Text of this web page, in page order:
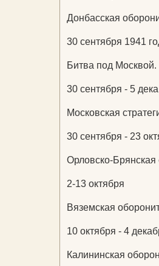
Донбасская
30 сентября 1941
Битва под Москвой.
30 сентября - 5
Московская
30 сентября - 23
Орловско-
2-13 октября
Вяземская
10 октября - 4
Калининская